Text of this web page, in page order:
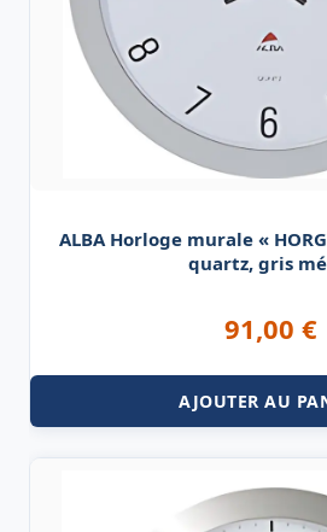
ALBA Horloge murale «
quartz, gris
91,00 €
AJOUTER AU